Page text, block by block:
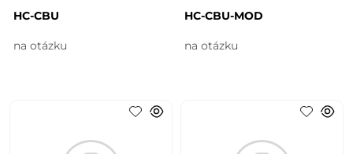
HC-CBU
na otázku
HC-CBU-MOD
na otázku